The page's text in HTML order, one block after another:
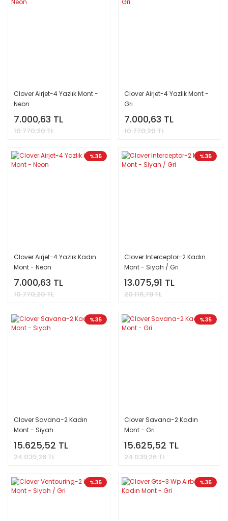
Clover Airjet-4 Yazlık Mont -
Neon
7.000,63 TL
10.770,20 TL
Clover Airjet-4 Yazlık Mont -
Gri
7.000,63 TL
10.770,20 TL
%35
Clover Airjet-4 Yazlık Kadın
Mont - Neon
7.000,63 TL
10.770,20 TL
%35
Clover Interceptor-2 Kadın
Mont - Siyah / Gri
13.075,91 TL
20.116,78 TL
%35
Clover Savana-2 Kadın
Mont - Siyah
15.625,52 TL
24.039,26 TL
%35
Clover Savana-2 Kadın
Mont - Gri
15.625,52 TL
24.039,26 TL
%35 %35